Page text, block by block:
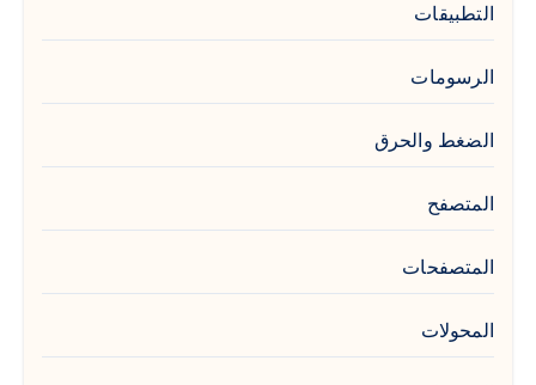
التطبيقات
الرسومات
الضغط والحرق
المتصفح
المتصفحات
المحولات